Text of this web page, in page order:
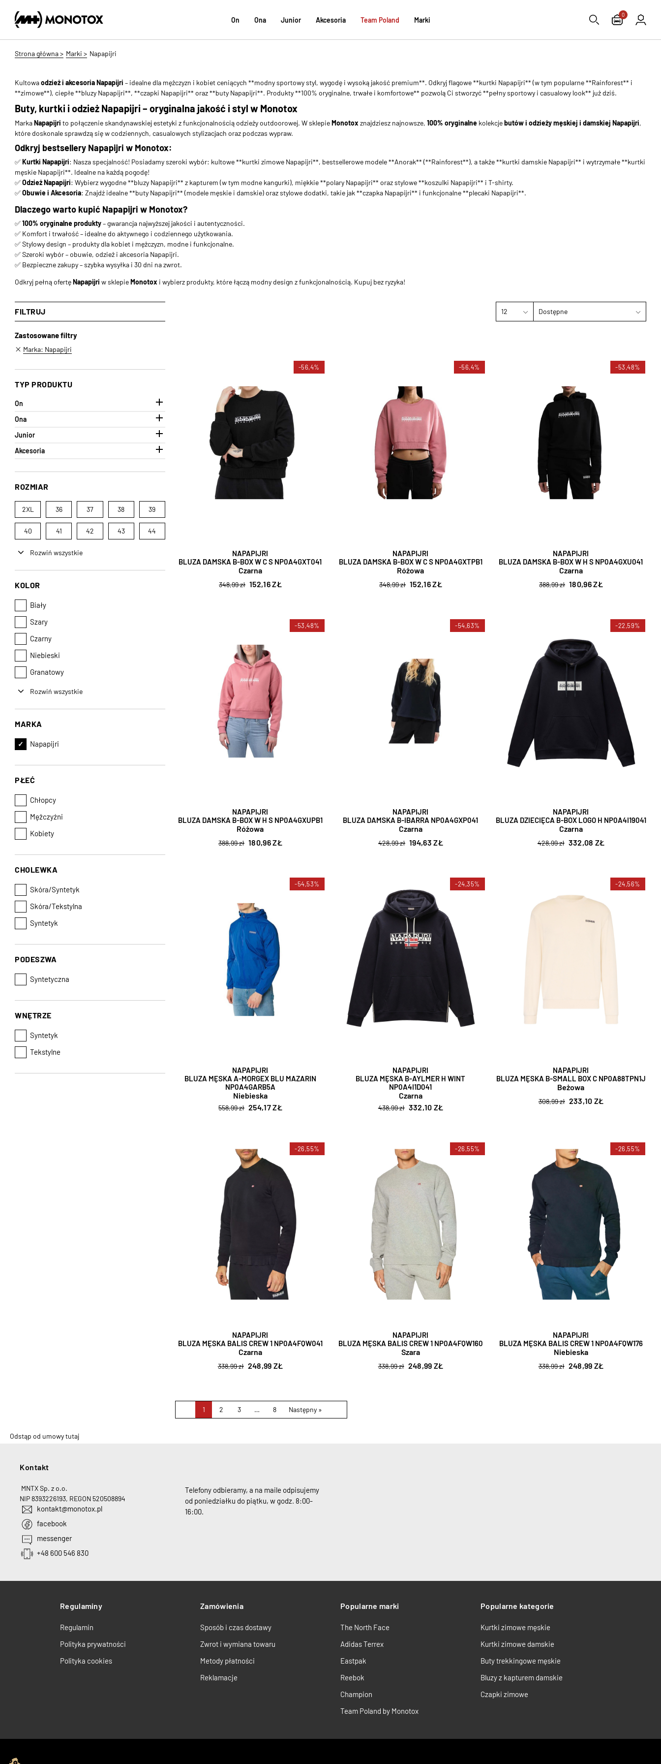
On Ona Junior Akcesoria Team Poland Marki
0
Strona główna > Marki > Napapijri
Kultowaodzież i akcesoria Napapijri – idealne dla mężczyzn i kobiet ceniących **modny sportowy styl, wygodę i wysoką jakość premium**. Odkryj flagowe **kurtki Napapijri** (w tym popularne **Rainforest** i
**zimowe**), ciepłe **bluzy Napapijri**, **czapki Napapijri** oraz **buty Napapijri**. Produkty **100% oryginalne, trwałe i komfortowe** pozwolą Ci stworzyć **pełny sportowy i casualowy look** już dziś.
Buty, kurtki i odzież Napapijri – oryginalna jakość i styl w Monotox
MarkaNapapijri to połączenie skandynawskiej estetyki z funkcjonalnością odzieży outdoorowej. W sklepieMonotox znajdziesz najnowsze, 100% oryginalne kolekcjebutów i odzieży męskiej i damskiej Napapijri,
które doskonale sprawdzą się w codziennych, casualowych stylizacjach oraz podczas wypraw.
Odkryj bestsellery Napapijri w Monotox:
✅Kurtki Napapijri: Nasza specjalność! Posiadamy szeroki wybór: kultowe **kurtki zimowe Napapijri**, bestsellerowe modele **Anorak** (**Rainforest**), a także **kurtki damskie Napapijri** i wytrzymałe **kurtki
męskie Napapijri**. Idealne na każdą pogodę!
✅Odzież Napapijri: Wybierz wygodne **bluzy Napapijri** z kapturem (w tym modne kangurki), miękkie **polary Napapijri** oraz stylowe **koszulki Napapijri** i T-shirty.
✅Obuwie i Akcesoria: Znajdź idealne **buty Napapijri** (modele męskie i damskie) oraz stylowe dodatki, takie jak **czapka Napapijri** i funkcjonalne **plecaki Napapijri**.
Dlaczego warto kupić Napapijri w Monotox?
✅100% oryginalne produkty– gwarancja najwyższej jakości i autentyczności.
✅ Komfort i trwałość – idealne do aktywnego i codziennego użytkowania.
✅ Stylowy design – produkty dla kobiet i mężczyzn, modne i funkcjonalne.
✅ Szeroki wybór – obuwie, odzież i akcesoria Napapijri.
✅ Bezpieczne zakupy – szybka wysyłka i 30 dni na zwrot.
Odkryj pełną ofertęNapapijri w sklepieMonotox i wybierz produkty, które łączą modny design z funkcjonalnością. Kupuj bez ryzyka!
FILTRUJ
Zastosowane filtry
Marka: Napapijri
TYP PRODUKTU

On

Ona

Junior

Akcesoria
ROZMIAR
2XL 36 37 38 39
40 41 42 43 44
Rozwiń wszystkie
KOLOR
Biały
Szary
Czarny
Niebieski
Granatowy
Rozwiń wszystkie
MARKA
Napapijri
PŁEĆ
Chłopcy
Mężczyźni
Kobiety
CHOLEWKA
Skóra/Syntetyk
Skóra/Tekstylna
Syntetyk
PODESZWA
Syntetyczna
WNĘTRZE
Syntetyk
Tekstylne
12 Dostępne
-56,4%
NAPAPIJRI
BLUZA DAMSKA B-BOX W C S NP0A4GXT041
Czarna
348,99 zł 152,16 ZŁ
-56,4%
NAPAPIJRI
BLUZA DAMSKA B-BOX W C S NP0A4GXTPB1
Różowa
348,99 zł 152,16 ZŁ
-53,48%
NAPAPIJRI
BLUZA DAMSKA B-BOX W H S NP0A4GXU041
Czarna
388,99 zł 180,96 ZŁ
-53,48%
NAPAPIJRI
BLUZA DAMSKA B-BOX W H S NP0A4GXUPB1
Różowa
388,99 zł 180,96 ZŁ
-54,63%
NAPAPIJRI
BLUZA DAMSKA B-IBARRA NP0A4GXP041
Czarna
428,99 zł 194,63 ZŁ
-22,59%
NAPAPIJRI
BLUZA DZIECIĘCA B-BOX LOGO H NP0A4I19041
Czarna
428,99 zł 332,08 ZŁ
-54,53%
NAPAPIJRI
BLUZA MĘSKA A-MORGEX BLU MAZARIN
NP0A4GARB5A
Niebieska
558,99 zł 254,17 ZŁ
-24,35%
NAPAPIJRI
BLUZA MĘSKA B-AYLMER H WINT
NP0A4I1D041
Czarna
438,99 zł 332,10 ZŁ
-24,56%
NAPAPIJRI
BLUZA MĘSKA B-SMALL BOX C NP0A88TPN1J
Beżowa
308,99 zł 233,10 ZŁ
-26,55%
NAPAPIJRI
BLUZA MĘSKA BALIS CREW 1 NP0A4FQW041
Czarna
338,99 zł 248,99 ZŁ
-26,55%
NAPAPIJRI
BLUZA MĘSKA BALIS CREW 1 NP0A4FQW160
Szara
338,99 zł 248,99 ZŁ
-26,55%
NAPAPIJRI
BLUZA MĘSKA BALIS CREW 1 NP0A4FQW176
Niebieska
338,99 zł 248,99 ZŁ
1 2 3 … 8 Następny »
Odstąp od umowy tutaj
Kontakt
MNTX Sp. z o.o.
NIP 8393226193, REGON 520508894
kontakt@monotox.pl
facebook
messenger
+48 600 546 830
Telefony odbieramy, a na maile odpisujemy
od poniedziałku do piątku, w godz. 8:00-
16:00.
Regulaminy
Regulamin
Polityka prywatności
Polityka cookies
Zamówienia
Sposób i czas dostawy
Zwrot i wymiana towaru
Metody płatności
Reklamacje
Popularne marki
The North Face
Adidas Terrex
Eastpak
Reebok
Champion
Team Poland by Monotox
Popularne kategorie
Kurtki zimowe męskie
Kurtki zimowe damskie
Buty trekkingowe męskie
Bluzy z kapturem damskie
Czapki zimowe